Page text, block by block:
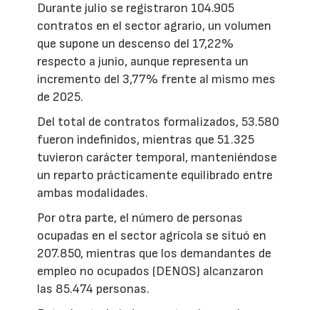
Durante julio se registraron 104.905
contratos en el sector agrario, un volumen
que supone un descenso del 17,22%
respecto a junio, aunque representa un
incremento del 3,77% frente al mismo mes
de 2025.
Del total de contratos formalizados, 53.580
fueron indefinidos, mientras que 51.325
tuvieron carácter temporal, manteniéndose
un reparto prácticamente equilibrado entre
ambas modalidades.
Por otra parte, el número de personas
ocupadas en el sector agrícola se situó en
207.850, mientras que los demandantes de
empleo no ocupados (DENOS) alcanzaron
las 85.474 personas.